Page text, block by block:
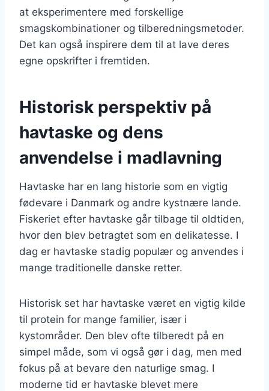
at eksperimentere med forskellige
smagskombinationer og tilberedningsmetoder.
Det kan også inspirere dem til at lave deres
egne opskrifter i fremtiden.
Historisk perspektiv på
havtaske og dens
anvendelse i madlavning
Havtaske har en lang historie som en vigtig
fødevare i Danmark og andre kystnære lande.
Fiskeriet efter havtaske går tilbage til oldtiden,
hvor den blev betragtet som en delikatesse. I
dag er havtaske stadig populær og anvendes i
mange traditionelle danske retter.
Historisk set har havtaske været en vigtig kilde
til protein for mange familier, især i
kystområder. Den blev ofte tilberedt på en
simpel måde, som vi også gør i dag, men med
fokus på at bevare den naturlige smag. I
moderne tid er havtaske blevet mere